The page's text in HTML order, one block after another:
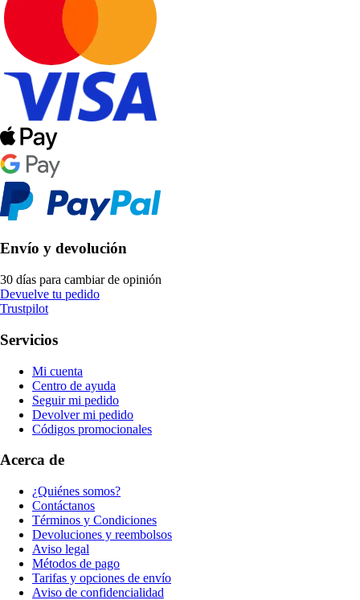
Envío y devolución
30 días para cambiar de opinión
Devuelve tu pedido
Trustpilot
Servicios
Mi cuenta
Centro de ayuda
Seguir mi pedido
Devolver mi pedido
Códigos promocionales
Acerca de
¿Quiénes somos?
Contáctanos
Términos y Condiciones
Devoluciones y reembolsos
Aviso legal
Métodos de pago
Tarifas y opciones de envío
Aviso de confidencialidad